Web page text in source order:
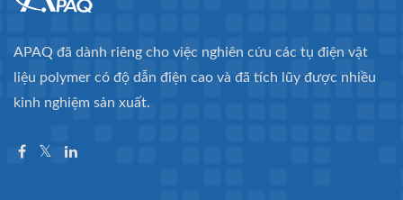
APAQ đã dành riêng cho việc nghiên cứu các tụ điện vật
liệu polymer có độ dẫn điện cao và đã tích lũy được nhiều
kinh nghiệm sản xuất.